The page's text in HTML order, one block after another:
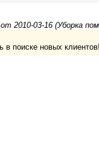
от 2010-03-16 (Уборка
в поиске новых